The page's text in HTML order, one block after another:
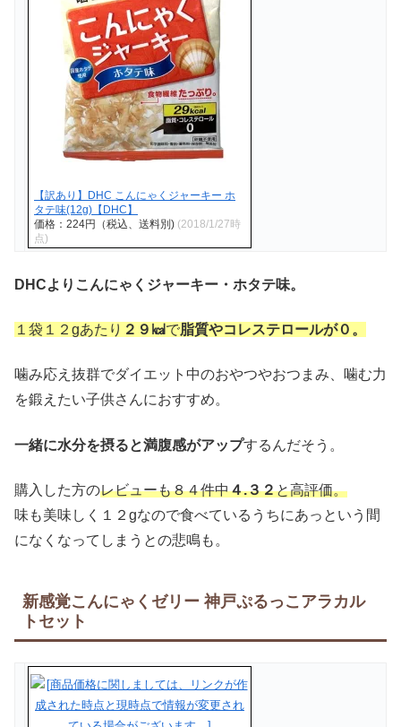
【訳あり】DHC こんにゃくジャーキー ホ
タテ味(12g)【DHC】
価格：224円（税込、送料別) (2018/1/27時
点)
DHCよりこんにゃくジャーキー・ホタテ味。
１袋１２gあたり ２９㎉で脂質やコレステロールが０。
噛み応え抜群でダイエット中のおやつやおつまみ、噛む力
を鍛えたい子供さんにおすすめ。
一緒に水分を摂ると満腹感がアップするんだそう。
購入した方のレビューも８４件中４.３２と高評価。
味も美味しく１２gなので食べているうちにあっという間
になくなってしまうとの悲鳴も。
新感覚こんにゃくゼリー 神戸ぷるっこアラカル
トセット